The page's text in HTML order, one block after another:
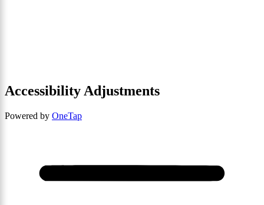
Accessibility Adjustments
Powered by OneTap